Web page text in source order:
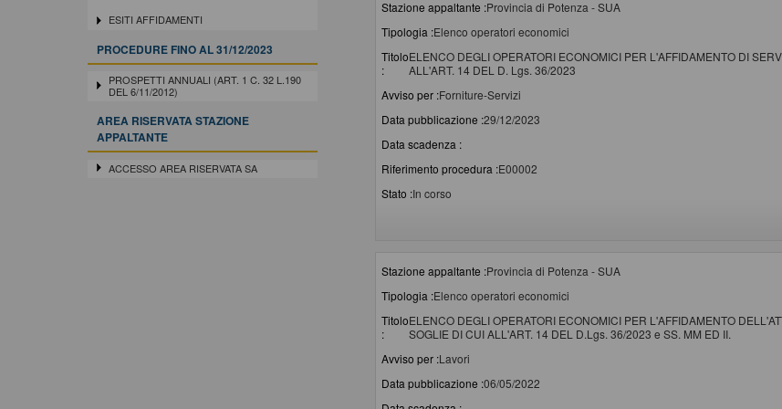
ESITI AFFIDAMENTI
PROCEDURE FINO AL 31/12/2023
PROSPETTI ANNUALI (ART. 1 C. 32 L.190
DEL 6/11/2012)
AREA RISERVATA STAZIONE
APPALTANTE
ACCESSO AREA RISERVATA SA
Stazione appaltante :Provincia di Potenza - SUA
Tipologia :Elenco operatori economici
Titolo
:
ELENCO DEGLI OPERATORI ECONOMICI PER L'AFFIDAMENTO DI
ALL'ART. 14 DEL D. Lgs. 36/2023
Avviso per :Forniture-Servizi
Data pubblicazione :29/12/2023
Data scadenza :
Riferimento procedura :E00002
Stato :In corso
Stazione appaltante :Provincia di Potenza - SUA
Tipologia :Elenco operatori economici
Titolo
:
ELENCO DEGLI OPERATORI ECONOMICI PER L'AFFIDAMENTO
SOGLIE DI CUI ALL'ART. 14 DEL D.Lgs. 36/2023 e SS. MM ED II.
Avviso per :Lavori
Data pubblicazione :06/05/2022